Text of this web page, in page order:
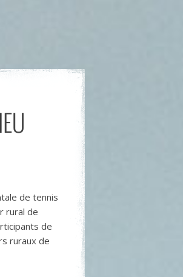
de tennis
rural de
de
ruraux de